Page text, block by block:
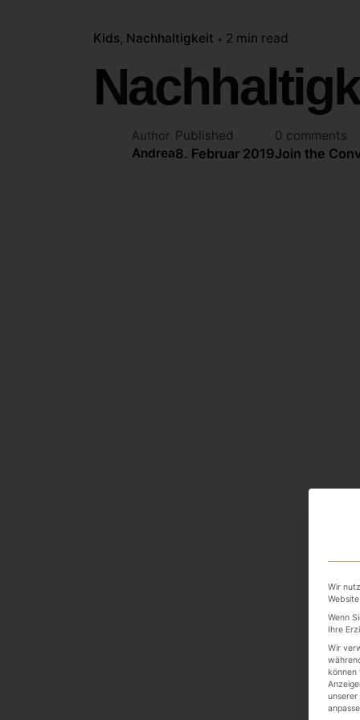
Kids Nachhaltigkeit 2 min read
Author
Andrea
Published
8. Februar 2019
0 comments
Join the
Wir
Wenn
Ihre
Wir
können
unserer